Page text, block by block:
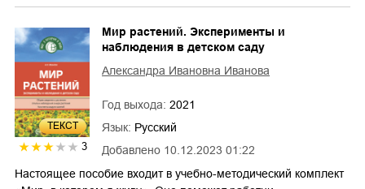
ТЕКСТ
3 Добавлено 10.12.2023 01:22
Мир растений. Эксперименты и
наблюдения в детском саду
Александра Ивановна Иванова
Год выхода: 2021
Язык: Русский
Настоящее пособие входит в учебно-методический комплект